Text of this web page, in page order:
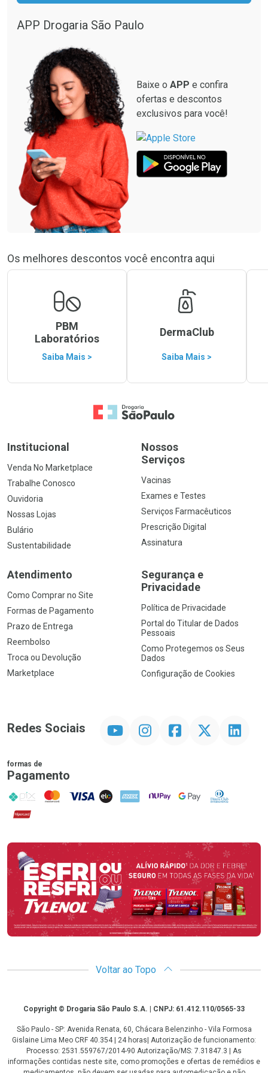
APP Drogaria São Paulo
Baixe o APP e confira
ofertas e descontos
exclusivos para você!
Os melhores descontos você encontra aqui
PBM
Laboratórios
Saiba Mais >
DermaClub
Saiba Mais >
Ir para a Home
Institucional
Venda No Marketplace
Trabalhe Conosco
Ouvidoria
Nossas Lojas
Bulário
Sustentabilidade
Nossos
Serviços
Vacinas
Exames e Testes
Serviços Farmacêuticos
Prescrição Digital
Assinatura
Atendimento
Como Comprar no Site
Formas de Pagamento
Prazo de Entrega
Reembolso
Troca ou Devolução
Marketplace
Segurança e
Privacidade
Política de Privacidade
Portal do Titular de Dados
Pessoais
Como Protegemos os Seus
Dados
Configuração de Cookies
Redes Sociais InstagramFacebookTwitter Linkedin
formas de
Pagamento
PIX MasterCard
VISA ELO AMEX NuPay Google PayDiners Club
Hipercard
Promoção em Destaque
Voltar ao Topo
CopyrightCopyright © Drogaria São Paulo S.A. | CNPJ: 61.412.110/0565-33
São Paulo - SP: Avenida Renata, 60, Chácara Belenzinho - Vila Formosa
Gislaine Lima Meo CRF 40.354 | 24 horas| Autorização de funcionamento:
Processo: 2531.559767/2014-90 Autorização/MS: 7.31847.3 | As
informações contidas neste site, como promoções e ofertas de remédios e